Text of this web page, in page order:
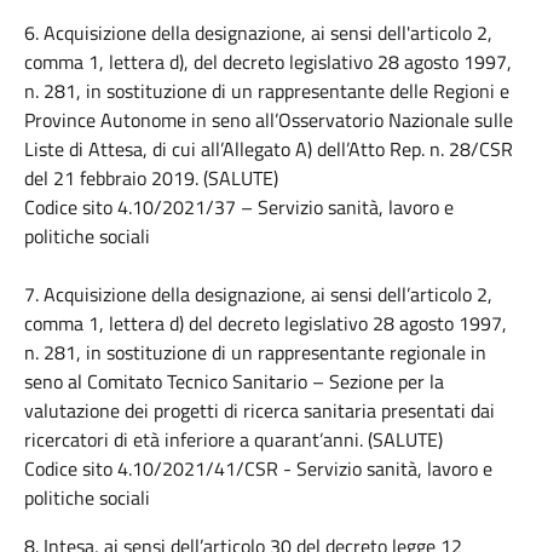
6. Acquisizione della designazione, ai sensi dell'articolo 2,
comma 1, lettera d), del decreto legislativo 28 agosto 1997,
n. 281, in sostituzione di un rappresentante delle Regioni e
Province Autonome in seno all’Osservatorio Nazionale sulle
Liste di Attesa, di cui all’Allegato A) dell’Atto Rep. n. 28/CSR
del 21 febbraio 2019. (SALUTE)
Codice sito 4.10/2021/37 – Servizio sanità, lavoro e
politiche sociali
7. Acquisizione della designazione, ai sensi dell’articolo 2,
comma 1, lettera d) del decreto legislativo 28 agosto 1997,
n. 281, in sostituzione di un rappresentante regionale in
seno al Comitato Tecnico Sanitario – Sezione per la
valutazione dei progetti di ricerca sanitaria presentati dai
ricercatori di età inferiore a quarant’anni. (SALUTE)
Codice sito 4.10/2021/41/CSR - Servizio sanità, lavoro e
politiche sociali
8. Intesa, ai sensi dell’articolo 30 del decreto legge 12